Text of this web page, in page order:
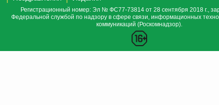
Регистрационный номер: Эл № ФС77-73814 от 28 сентября 2018 г.,
Федеральной службой по надзору в сфере связи, информационных
коммуникаций (Роскомнадзор).